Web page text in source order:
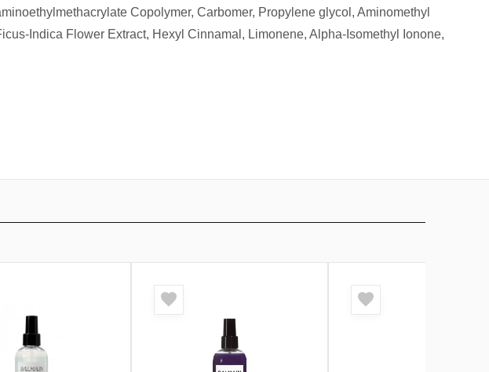
Copolymer, Carbomer, Propylene glycol, Aminomethyl
Indica Flower Extract, Hexyl Cinnamal, Limonene, Alpha-Isomethyl Ionone,